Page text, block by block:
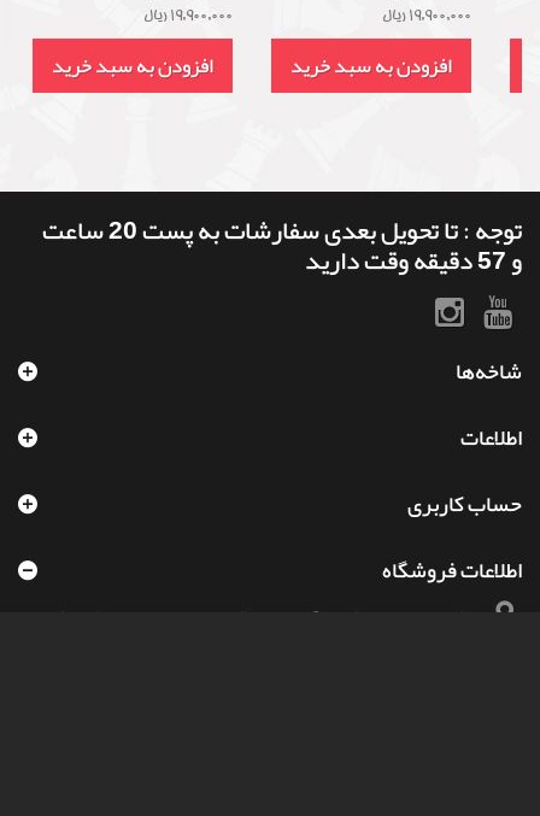
19,900,000 ریال
افزودن به سبد خرید
19,900,000 ریال
افزودن به سبد خرید
توجه : تا تحویل بعدی سفارشات به پست 20 ساعت
و 57 دقیقه وقت دارید
شاخه‌ها
اطلاعات
حساب کاربری
اطلاعات فروشگاه
مرکز تخصصی خرید شطرنج آچمز استور, (کاملترین مرجع تخصصی کتاب شطرنج،